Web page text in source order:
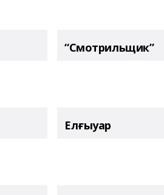
“Смотрильщик”
Елғыуар